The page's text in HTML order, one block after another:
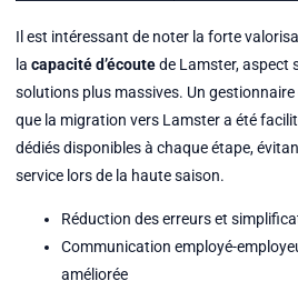
Il est intéressant de noter la forte
la capacité d’écoutede Lamster, aspect
solutions plus massives. Un gestionnaire
que la migration vers Lamster a été
dédiés disponibles à chaque étape,
service lors de la haute saison.
Réduction des erreurs et
Communication employé-
améliorée